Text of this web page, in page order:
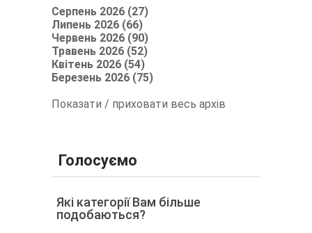
Серпень 2026 (27)
Липень 2026 (66)
Червень 2026 (90)
Травень 2026 (52)
Квітень 2026 (54)
Березень 2026 (75)
Показати / приховати весь архів
Голосуємо
Які категорії Вам більше
подобаються?